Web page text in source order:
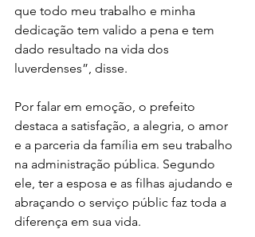
que todo meu trabalho e minha
dedicação tem valido a pena e tem
dado resultado na vida dos
luverdenses”, disse.
Por falar em emoção, o prefeito
destaca a satisfação, a alegria, o amor
e a parceria da família em seu trabalho
na administração pública. Segundo
ele, ter a esposa e as filhas ajudando e
abraçando o serviço públic faz toda a
diferença em sua vida.